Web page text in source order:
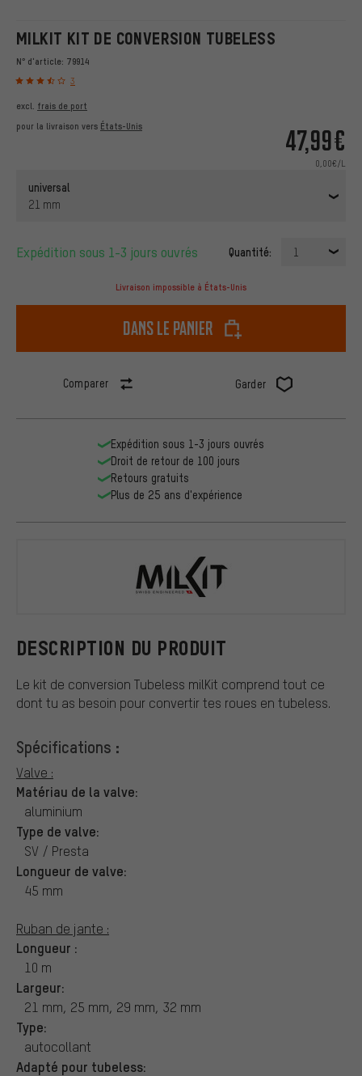
MILKIT KIT DE CONVERSION TUBELESS
N° d'article: 79914
3
47,99€
0,00€/L
excl. frais de port
pour la livraison vers États-Unis
universal
21 mm
Expédition sous 1-3 jours ouvrés Quantité: 1
Livraison impossible à États-Unis
dans le panier
Comparer Garder
DESCRIPTION DU PRODUIT
Le kit de conversion Tubeless milKit comprend tout ce
dont tu as besoin pour convertir tes roues en tubeless.
Spécifications :
Valve :
Matériau de la valve:
aluminium
Type de valve:
SV / Presta
Longueur de valve:
45 mm
Ruban de jante :
Longueur :
10 m
Largeur:
21 mm, 25 mm, 29 mm, 32 mm
Type:
autocollant
Adapté pour tubeless:
Expédition sous 1-3 jours ouvrés
Droit de retour de 100 jours
Retours gratuits
Plus de 25 ans d'expérience